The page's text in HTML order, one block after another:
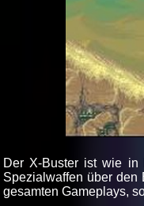
Der X-Buster ist wie in
Spezialwaffen über den
gesamten Gameplays,